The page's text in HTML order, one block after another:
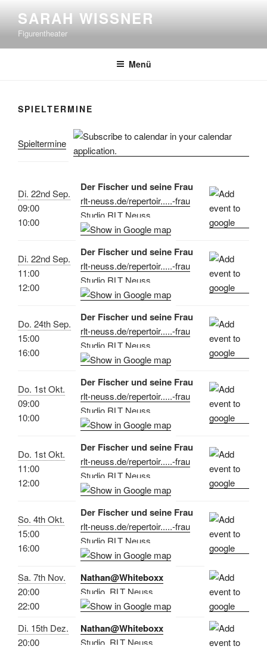
Inhalt
springen
SARAH WISSNER
Figurentheater
Menü
SPIELTERMINE
Spieltermine
Di. 22nd Sep.
09:00
10:00
Der Fischer und seine Frau
rlt-neuss.de/repertoir.....-frau
Studio RLT Neuss
Di. 22nd Sep.
11:00
12:00
Der Fischer und seine Frau
rlt-neuss.de/repertoir.....-frau
Studio RLT Neuss
Do. 24th Sep.
15:00
16:00
Der Fischer und seine Frau
rlt-neuss.de/repertoir.....-frau
Studio RLT Neuss
Do. 1st Okt.
09:00
10:00
Der Fischer und seine Frau
rlt-neuss.de/repertoir.....-frau
Studio RLT Neuss
Do. 1st Okt.
11:00
12:00
Der Fischer und seine Frau
rlt-neuss.de/repertoir.....-frau
Studio RLT Neuss
So. 4th Okt.
15:00
16:00
Der Fischer und seine Frau
rlt-neuss.de/repertoir.....-frau
Studio RLT Neuss
Sa. 7th Nov.
20:00
22:00
Nathan@Whiteboxx
Studio, RLT Neuss
Di. 15th Dez.
20:00
Nathan@Whiteboxx
Studio, RLT Neuss